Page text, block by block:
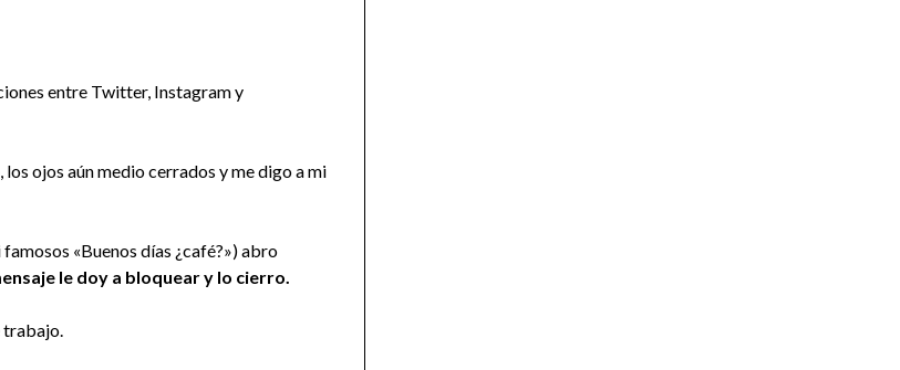
entre Twitter, Instagram y
ojos aún medio cerrados y me digo a mi
«Buenos días ¿café?») abro
le doy a bloquear y lo cierro.
trabajo.